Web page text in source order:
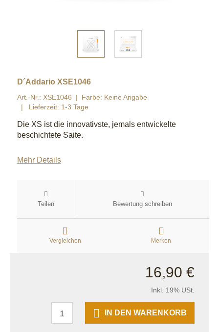
D´Addario XSE1046
Art.-Nr.: XSE1046
Farbe: Keine Angabe
Lieferzeit: 1-3 Tage
Die XS ist die innovativste, jemals entwickelte
beschichtete Saite.
Mehr Details
Teilen Bewertung schreiben
Vergleichen Merken
16,90 €
Inkl. 19% USt.
IN DEN WARENKORB